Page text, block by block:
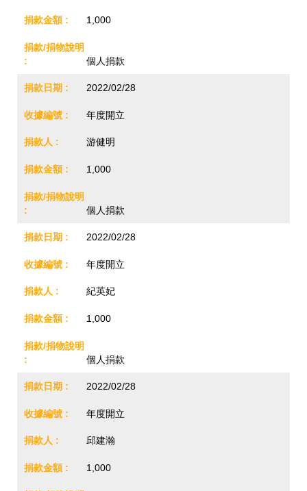
1,000
個人捐款
2022/02/28
年度開立
游健明
1,000
個人捐款
2022/02/28
年度開立
紀英妃
1,000
個人捐款
2022/02/28
年度開立
邱建瀚
1,000